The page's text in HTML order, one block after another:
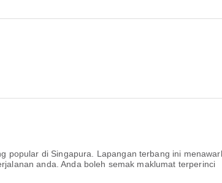
popular di Singapura. Lapangan terbang ini
anda. Anda boleh semak maklumat terperinci